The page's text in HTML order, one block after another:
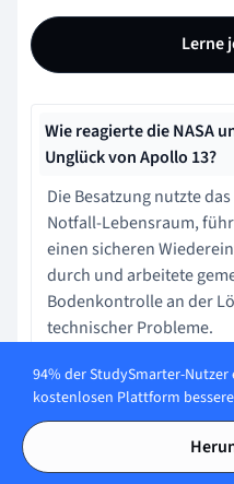
Lerne
Wie reagierte die NASA
Unglück von Apollo 13?
Die Besatzung nutzte
Notfall-Lebensraum,
einen sicheren
durch und arbeitete
Bodenkontrolle an der
technischer Probleme.
Wie hat die Apollo 13
verändert?
Die Apollo 13 Mission
94% der StudySmarter-
kostenlosen Plattform